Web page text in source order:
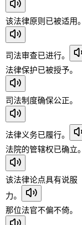
该法律原则已被适用。
司法审查已进行。
法律保护已被授予。
司法制度确保公正。
法律义务已履行。
法院的管辖权已确立。
该法律论点具有说服
力。
那位法官不偏不倚。